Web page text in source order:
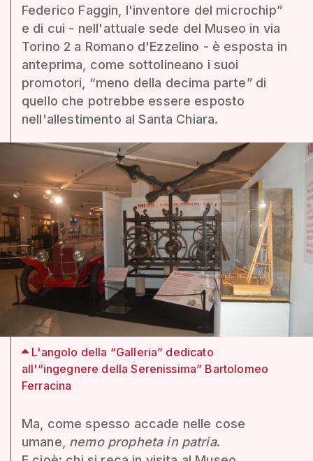
Federico Faggin, l'inventore del microchip”
e di cui - nell'attuale sede del Museo in via
Torino 2 a Romano d'Ezzelino - è esposta in
anteprima, come sottolineano i suoi
promotori, “meno della decima parte” di
quello che potrebbe essere esposto
nell'allestimento al Santa Chiara.
L'angolo della “Galleria” dedicato
all'“ingegnere della Serenissima” Bartolomeo
Ferracina
Ma, come spesso accade nelle cose
umane, nemo propheta in patria.